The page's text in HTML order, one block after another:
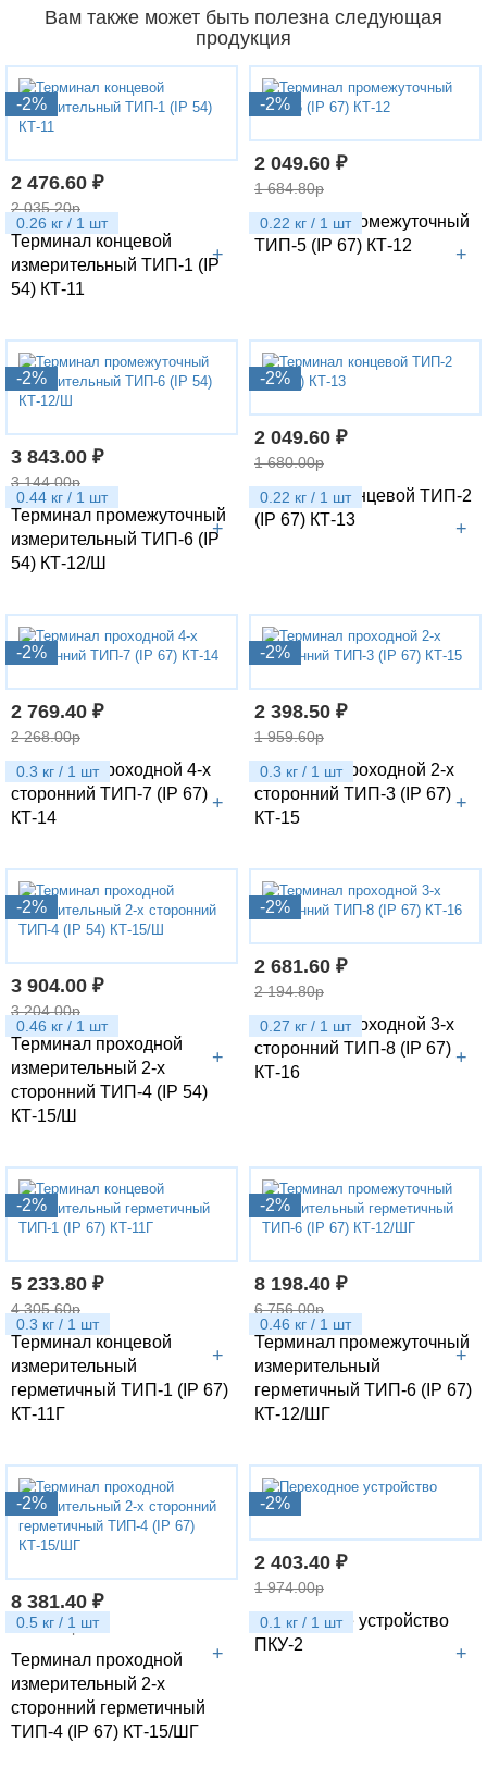
Вам также может быть полезна следующая
продукция
-2%
0.26 кг / 1 шт
2 476.60 ₽
+
2 035.20р
Терминал концевой
измерительный ТИП-1 (IP
54) КТ-11
-2%
0.22 кг / 1 шт
2 049.60 ₽
+
1 684.80р
Терминал промежуточный
ТИП-5 (IP 67) КТ-12
-2%
0.44 кг / 1 шт
3 843.00 ₽
+
3 144.00р
Терминал промежуточный
измерительный ТИП-6 (IP
54) КТ-12/Ш
-2%
0.22 кг / 1 шт
2 049.60 ₽
+
1 680.00р
Терминал концевой ТИП-2
(IP 67) КТ-13
-2%
0.3 кг / 1 шт
2 769.40 ₽
+
2 268.00р
Терминал проходной 4-х
сторонний ТИП-7 (IP 67)
КТ-14
-2%
0.3 кг / 1 шт
2 398.50 ₽
+
1 959.60р
Терминал проходной 2-х
сторонний ТИП-3 (IP 67)
КТ-15
-2%
0.46 кг / 1 шт
3 904.00 ₽
+
3 204.00р
Терминал проходной
измерительный 2-х
сторонний ТИП-4 (IP 54)
КТ-15/Ш
-2%
0.27 кг / 1 шт
2 681.60 ₽
+
2 194.80р
Терминал проходной 3-х
сторонний ТИП-8 (IP 67)
КТ-16
-2%
0.3 кг / 1 шт
5 233.80 ₽
+
4 305.60р
Терминал концевой
измерительный
герметичный ТИП-1 (IP 67)
КТ-11Г
-2%
0.46 кг / 1 шт
8 198.40 ₽
+
6 756.00р
Терминал промежуточный
измерительный
герметичный ТИП-6 (IP 67)
КТ-12/ШГ
-2%
0.5 кг / 1 шт
8 381.40 ₽
+
6 894.00р
Терминал проходной
измерительный 2-х
сторонний герметичный
ТИП-4 (IP 67) КТ-15/ШГ
-2%
0.1 кг / 1 шт
2 403.40 ₽
+
1 974.00р
Переходное устройство
ПКУ-2